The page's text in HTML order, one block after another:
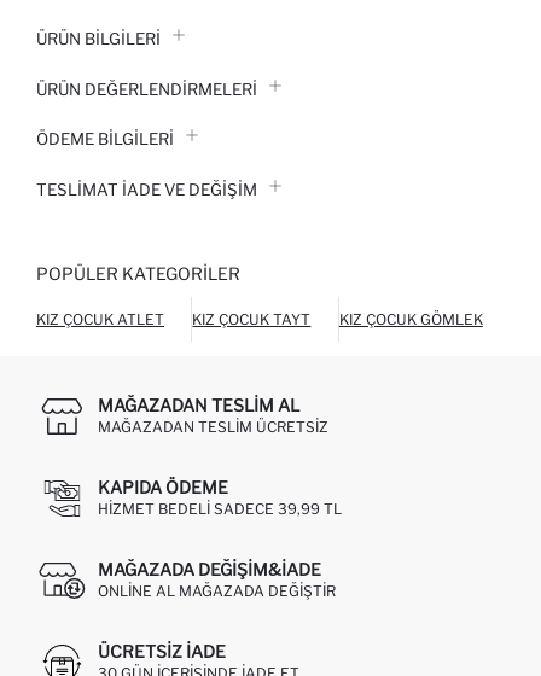
ÜRÜN BILGILERI
ÜRÜN DEĞERLENDİRMELERİ
ÖDEME BİLGİLERİ
TESLIMAT İADE VE DEĞIŞIM
POPÜLER KATEGORILER
KIZ ÇOCUK ATLET KIZ ÇOCUK TAYT KIZ ÇOCUK GÖMLEK
MAĞAZADAN TESLIM AL
MAĞAZADAN TESLIM ÜCRETSIZ
KAPIDA ÖDEME
HIZMET BEDELI SADECE 39,99 TL
MAĞAZADA DEĞIŞIM&İADE
ONLINE AL MAĞAZADA DEĞIŞTIR
ÜCRETSIZ IADE